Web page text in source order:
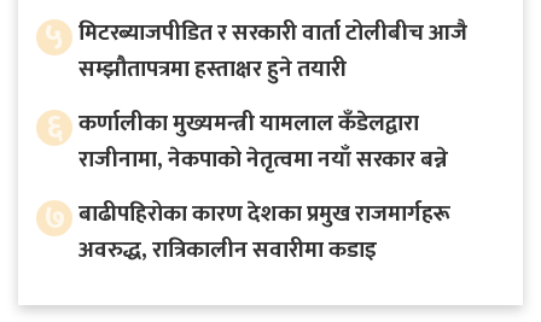
५ मिटरब्याजपीडित र सरकारी वार्ता टोलीबीच आजै
सम्झौतापत्रमा हस्ताक्षर हुने तयारी
६ कर्णालीका मुख्यमन्त्री यामलाल कँडेलद्वारा
राजीनामा, नेकपाको नेतृत्वमा नयाँ सरकार बन्ने
७ बाढीपहिरोका कारण देशका प्रमुख राजमार्गहरू
अवरुद्ध, रात्रिकालीन सवारीमा कडाइ